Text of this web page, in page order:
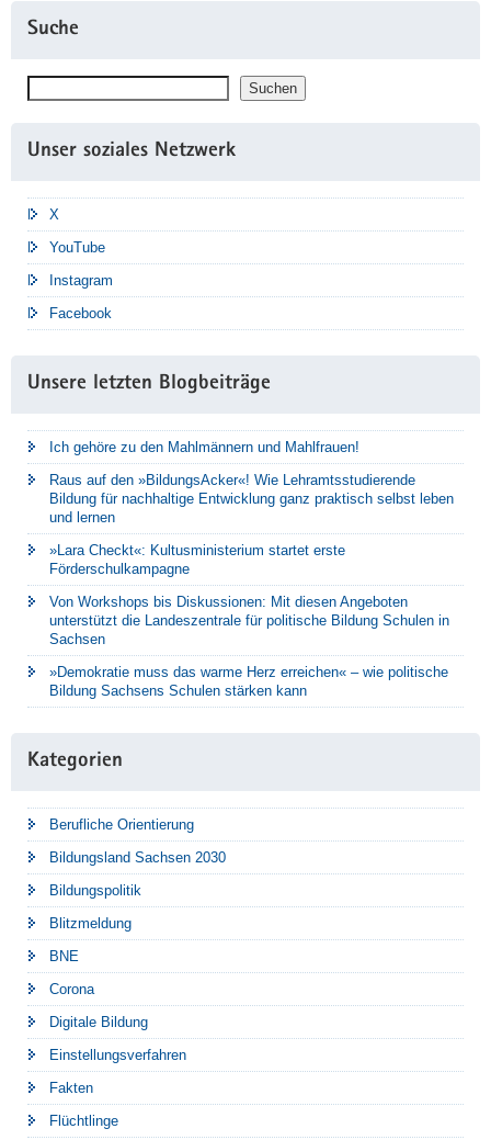
Suche
Suchen
Unser soziales Netzwerk
X
YouTube
Instagram
Facebook
Unsere letzten Blogbeiträge
Ich gehöre zu den Mahlmännern und Mahlfrauen!
Raus auf den »BildungsAcker«! Wie Lehramtsstudierende
Bildung für nachhaltige Entwicklung ganz praktisch selbst leben
und lernen
»Lara Checkt«: Kultusministerium startet erste
Förderschulkampagne
Von Workshops bis Diskussionen: Mit diesen Angeboten
unterstützt die Landeszentrale für politische Bildung Schulen in
Sachsen
»Demokratie muss das warme Herz erreichen« – wie politische
Bildung Sachsens Schulen stärken kann
Kategorien
Berufliche Orientierung
Bildungsland Sachsen 2030
Bildungspolitik
Blitzmeldung
BNE
Corona
Digitale Bildung
Einstellungsverfahren
Fakten
Flüchtlinge